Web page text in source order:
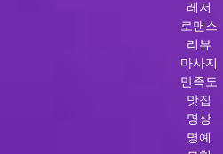
레저
로맨스
리뷰
마사지
만족도
맛집
명상
명예